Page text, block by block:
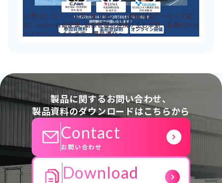
12月2日（火）～12月5日（金）：【期間限定アーカイブ配
信】WMS×自動配車×動態管理の連携が生む革新～倉庫内から
ラストワンマイルまで一貫最適化～
製品に関するお問い合わせ、
製品資料のダウンロードはこちらから
Contact
お問い合わせ
Download